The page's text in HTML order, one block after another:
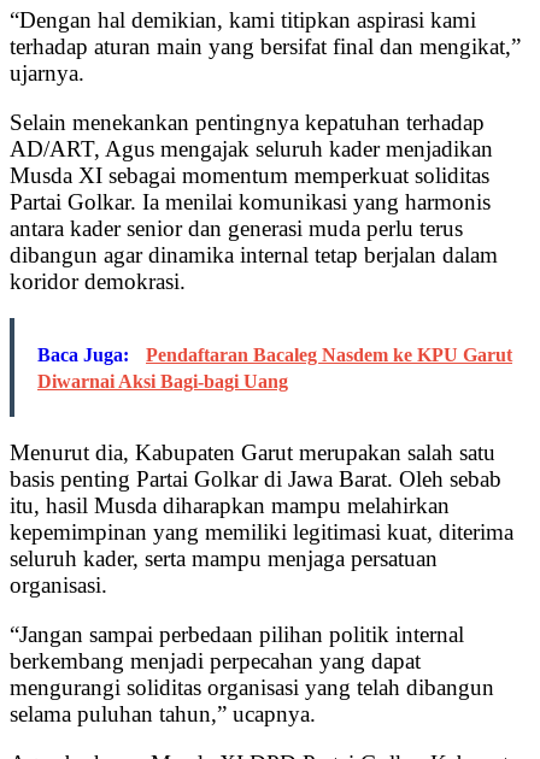
“Dengan hal demikian, kami titipkan aspirasi kami
terhadap aturan main yang bersifat final dan mengikat,”
ujarnya.
Selain menekankan pentingnya kepatuhan terhadap
AD/ART, Agus mengajak seluruh kader menjadikan
Musda XI sebagai momentum memperkuat soliditas
Partai Golkar. Ia menilai komunikasi yang harmonis
antara kader senior dan generasi muda perlu terus
dibangun agar dinamika internal tetap berjalan dalam
koridor demokrasi.
Baca Juga:
Pendaftaran Bacaleg Nasdem ke KPU Garut
Diwarnai Aksi Bagi-bagi Uang
Menurut dia, Kabupaten Garut merupakan salah satu
basis penting Partai Golkar di Jawa Barat. Oleh sebab
itu, hasil Musda diharapkan mampu melahirkan
kepemimpinan yang memiliki legitimasi kuat, diterima
seluruh kader, serta mampu menjaga persatuan
organisasi.
“Jangan sampai perbedaan pilihan politik internal
berkembang menjadi perpecahan yang dapat
mengurangi soliditas organisasi yang telah dibangun
selama puluhan tahun,” ucapnya.